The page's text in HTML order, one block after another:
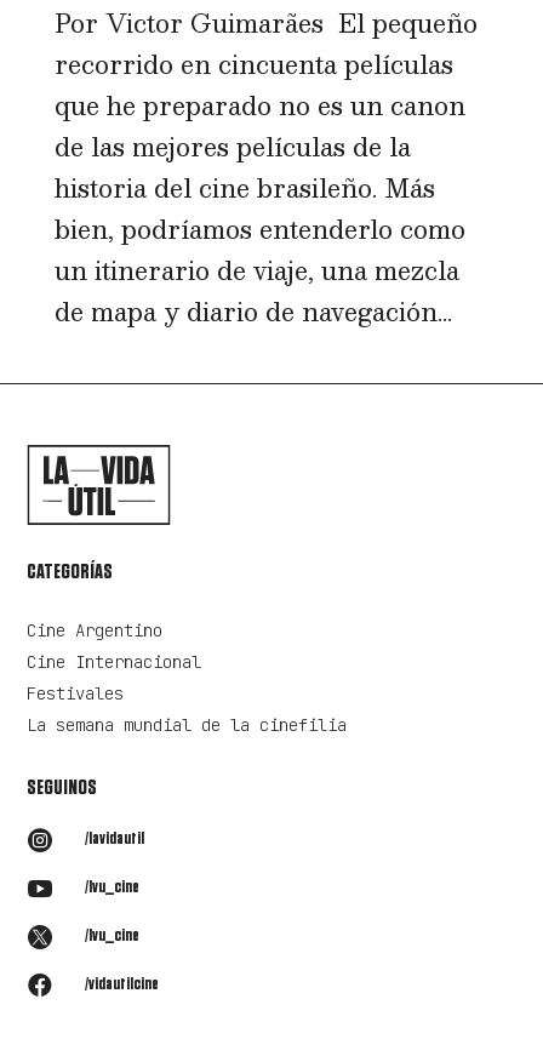
Por Victor Guimarães El pequeño
recorrido en cincuenta películas
que he preparado no es un canon
de las mejores películas de la
historia del cine brasileño. Más
bien, podríamos entenderlo como
un itinerario de viaje, una mezcla
de mapa y diario de navegación...
CATEGORÍAS
Cine Argentino
Cine Internacional
Festivales
La semana mundial de la cinefilia
SEGUINOS
 /lavidautil
 /lvu_cine
 /lvu_cine
 /vidautilcine